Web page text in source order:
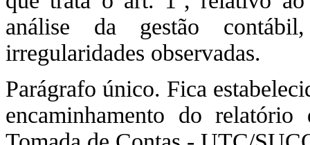
análise da gestão
irregularidades observadas.
Parágrafo único. Fica
encaminhamento do